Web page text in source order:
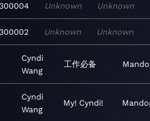
Unknown Unknown
Unknown Unknown
Cyndi
Wang
工作必备
Cyndi
Wang
My! Cyndi!